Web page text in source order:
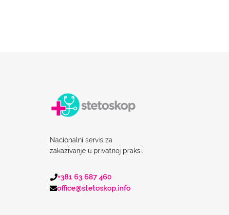
Nacionalni servis za
zakazivanje u privatnoj praksi.
+381 63 687 460
office@stetoskop.info